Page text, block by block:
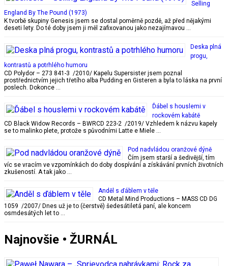
Selling
England By The Pound (1973)
K tvorbě skupiny Genesis jsem se dostal poměrně pozdě, až před nějakými
deseti lety. Do té doby jsem ji měl zafixovanou jako nezajímavou …
Deska plná
progu,
kontrastů a potrhlého humoru
CD Polydor – 273 841-3 /2010/ Kapelu Supersister jsem poznal
prostřednictvím jejich třetího alba Pudding en Gisteren a byla to láska na první
poslech. Dokonce …
Ďábel s houslemi v
rockovém kabátě
CD Black Widow Records – BWRCD 223-2 /2019/ Vzhledem k názvu kapely
se to malinko plete, protože s původními Latte e Miele …
Pod nadvládou oranžové dýně
Čím jsem starší a šedivější, tím
víc se vracím ve vzpomínkách do doby dospívání a získávání prvních životních
zkušeností. A tak jako …
Anděl s ďáblem v těle
CD Metal Mind Productions – MASS CD DG
1059 /2007/ Dnes už je to (čerstvě) šedesátiletá paní, ale koncem
osmdesátých let to …
Najnovšie • ŽURNÁL